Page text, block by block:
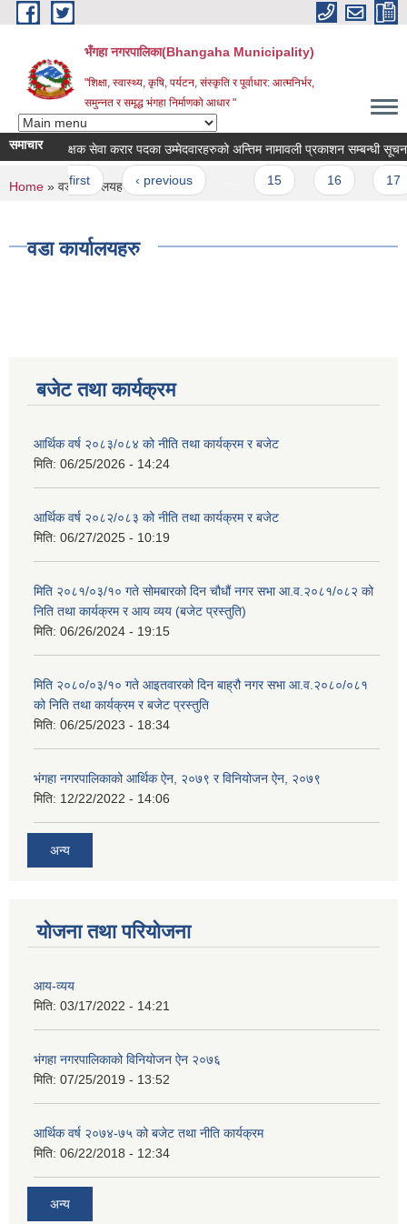
Skip to main content
भँगहा नगरपालिका(Bhangaha Municipality)
"शिक्षा, स्वास्थ्य, कृषि, पर्यटन, संस्कृति र पूर्वाधार: आत्मनिर्भर,
समुन्नत र समृद्ध भंगहा निर्माणको आधार "
समाचार
नगर शिक्षक सेवा करार पदका उम्मेदवारहरुको अन्तिम नामावली प्रकाशन सम्बन्धी सूचना |
Pages
« first ‹ previous
You are here
Home » वडा कार्यालयहरु
वडा कार्यालयहरु
बजेट तथा कार्यक्रम
आर्थिक वर्ष २०८३/०८४ को नीति तथा कार्यक्रम र बजेट
मिति: 06/25/2026 - 14:24
आर्थिक वर्ष २०८२/०८३ को नीति तथा कार्यक्रम र बजेट
मिति: 06/27/2025 - 10:19
मिति २०८१/०३/१० गते सोमबारको दिन चौधौं नगर सभा आ.व.२०८१/०८२ को
निति तथा कार्यक्रम र आय व्यय (बजेट प्रस्तुति)
मिति: 06/26/2024 - 19:15
मिति २०८०/०३/१० गते आइतवारको दिन बाह्रौ नगर सभा आ.व.२०८०/०८१
को निति तथा कार्यक्रम र बजेट प्रस्तुति
मिति: 06/25/2023 - 18:34
भंगहा नगरपालिकाको आर्थिक ऐन, २०७९ र विनियोजन ऐन, २०७९
मिति: 12/22/2022 - 14:06
अन्य
योजना तथा परियोजना
आय-व्यय
मिति: 03/17/2022 - 14:21
भंगहा नगरपालिकाको विनियोजन ऐन २०७६
मिति: 07/25/2019 - 13:52
आर्थिक वर्ष २०७४-७५ को बजेट तथा नीति कार्यक्रम
मिति: 06/22/2018 - 12:34
अन्य